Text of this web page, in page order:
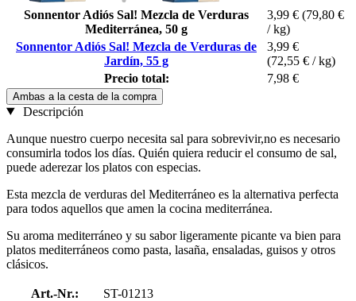
Sonnentor Adiós Sal! Mezcla de Verduras
Mediterránea, 50 g
3,99 € (79,80 €
/ kg)
Sonnentor Adiós Sal! Mezcla de Verduras de
Jardín, 55 g
3,99 €
(72,55 € / kg)
Precio total:
7,98 €
Ambas a la cesta de la compra
Descripción
Aunque nuestro cuerpo necesita sal para sobrevivir,no es necesario
consumirla todos los días. Quién quiera reducir el consumo de sal,
puede aderezar los platos con especias.
Esta mezcla de verduras del Mediterráneo es la alternativa perfecta
para todos aquellos que amen la cocina mediterránea.
Su aroma mediterráneo y su sabor ligeramente picante va bien para
platos mediterráneos como pasta, lasaña, ensaladas, guisos y otros
clásicos.
Art.-Nr.:
ST-01213